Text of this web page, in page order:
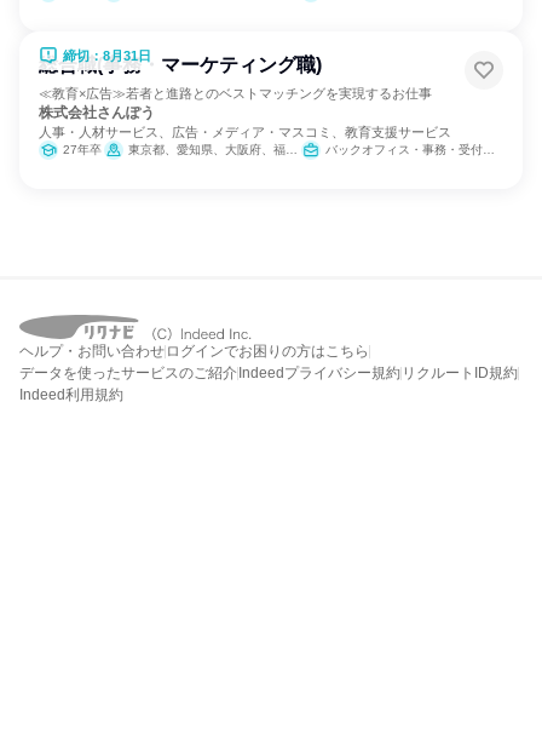
締切：8月31日
総合職(事務・マーケティング職)
≪教育×広告≫若者と進路とのベストマッチングを実現するお仕事
株式会社さんぽう
人事・人材サービス、広告・メディア・マスコミ、教育支援サービス
27年卒 東京都、愛知県、大阪府、福岡県 バックオフィス・事務・受付、学術研究、サービス/接客、教育/保育専門職、人事、総務、広報/IR、出版/メディア/芸能/エンタメ専門職、マーケティング・広告・宣伝、カスタマーサポート/コールセンター
ヘルプ・お問い合わせ ログインでお困りの方はこちら
データを使ったサービスのご紹介 Indeedプライバシー規約 リクルートID規約
Indeed利用規約